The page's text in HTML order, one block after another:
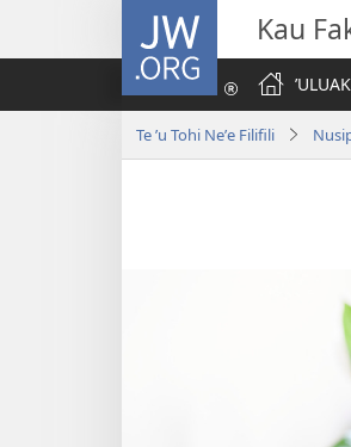
JW.ORG Kau
Te ʼu Tohi Neʼe Filifili